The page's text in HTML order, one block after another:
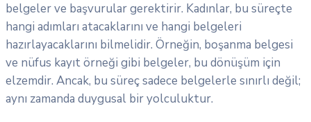
belgeler ve başvurular gerektirir. Kadınlar, bu süreçte
hangi adımları atacaklarını ve hangi belgeleri
hazırlayacaklarını bilmelidir. Örneğin, boşanma belgesi
ve nüfus kayıt örneği gibi belgeler, bu dönüşüm için
elzemdir. Ancak, bu süreç sadece belgelerle sınırlı değil;
aynı zamanda duygusal bir yolculuktur.